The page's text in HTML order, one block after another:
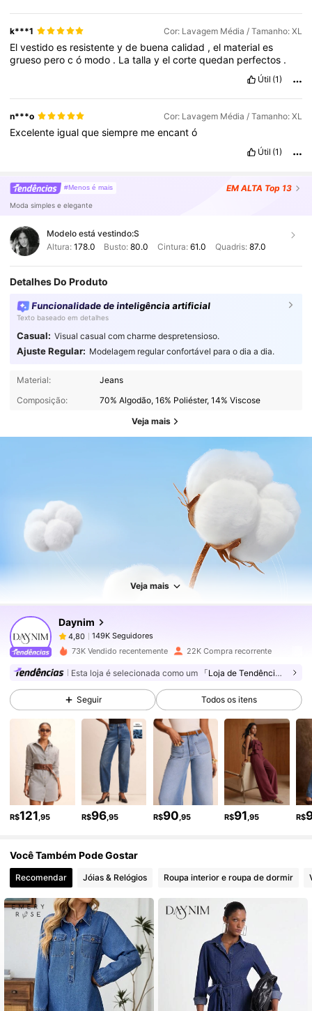
k***1 Cor: Lavagem Média / Tamanho: XL
Elvestidoes resistenteyde buenacalidad ,el materiales
grueso perocó modo . Latallayelcortequedan perfectos .
Útil (1)
n***o Cor: Lavagem Média / Tamanho: XL
Excelente igualquesiempre meencantó
Útil (1)
#Menos é mais EM ALTA Top 13
Moda simples e elegante
Modelo está vestindo:S
Altura: 178.0 Busto:80.0 Cintura: 61.0 Quadris: 87.0
Detalhes Do Produto
Funcionalidade de inteligência artificial
Texto baseado em detalhes
Casual: Visual casual com charme despretensioso.
Ajuste Regular: Modelagem regular confortável para o dia a dia.
Material:
Jeans
Composição:
70% Algodão, 16% Poliéster, 14% Viscose
Veja mais
Veja mais
Daynim
4,80
149K Seguidores
4,80
149K Seguidores
t***s pago1 dia atrás
4,80 149K Seguidores
4,80 149K Seguidores
149K Seguidores
149K Seguidores
4,80 149K Seguidores
4,80 149K Seguidores
4,80 149K Seguidores
4,80 149K Seguidores
73K Vendido recentemente 22K Compra recorrente
Esta loja é selecionada como um 「Loja de Tendências」
Seguir Todos os itens
R$121 ,95 R$96 ,95 R$90 ,95 R$91 ,95 R$
Você Também Pode Gostar
Recomendar Jóias & Relógios Roupa interior e roupa de dormir